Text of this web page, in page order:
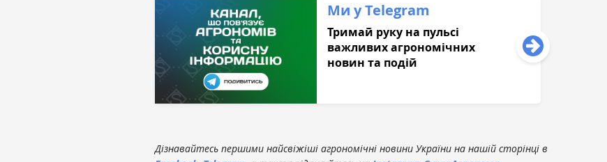
Ми у Telegram
Тримай руку на пульсі
важливих агрономічних
новин та подій
Дізнавайтесь першими найсвіжіші агрономічні новини України на нашій сторінці в